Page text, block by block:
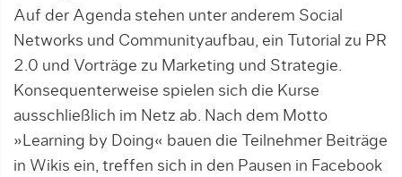
Auf der Agenda stehen unter anderem Social
Networks und Communityaufbau, ein Tutorial zu PR
2.0 und Vorträge zu Marketing und Strategie.
Konsequenterweise spielen sich die Kurse
ausschließlich im Netz ab. Nach dem Motto
»Learning by Doing« bauen die Teilnehmer Beiträge
in Wikis ein, treffen sich in den Pausen in Facebook